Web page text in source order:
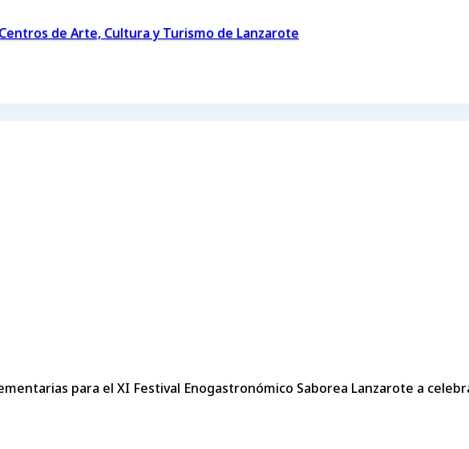
de Arte, Cultura y Turismo de Lanzarote
para el XI Festival Enogastronómico Saborea Lanzarote a